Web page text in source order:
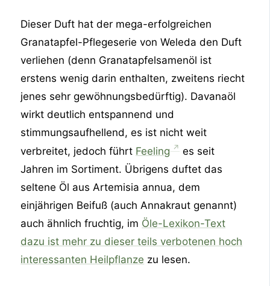
Dieser Duft hat der mega-erfolgreichen
Granatapfel-Pflegeserie von Weleda den Duft
verliehen (denn Granatapfelsamenöl ist
erstens wenig darin enthalten, zweitens riecht
jenes sehr gewöhnungsbedürftig). Davanaöl
wirkt deutlich entspannend und
stimmungsaufhellend, es ist nicht weit
verbreitet, jedoch führt Feeling
es seit
Jahren im Sortiment. Übrigens duftet das
seltene Öl aus Artemisia annua, dem
einjährigen Beifuß (auch Annakraut genannt)
auch ähnlich fruchtig, im Öle-Lexikon-Text
dazu ist mehr zu dieser teils verbotenen hoch
interessanten Heilpflanze zu lesen.